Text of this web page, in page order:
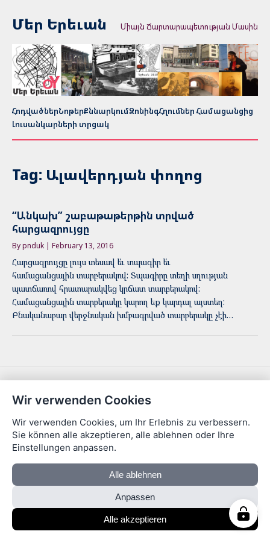
Մեր Երեւան Միայն Ճարտարապետության Մասին
ՀոդվածներՆոթերՔննարկումԶոնինգՀղումներ Համացանցից
Լուսանկարների տրցակ
Tag: Ալավերդյան փողոց
“Անկախ” շաբաթաթերթին տրված
հարցազրույցը
By pnduk | February 13, 2016
Հարցազրույցը լույս տեսավ ե՛ւ տպագիր ե՛ւ
համացանցային տարբերակով: Տպագիրը տեղի սղության
պատճառով հրատարակվեց կրճատ տարբերակով:
Համացանցային տարբերակը կարող եք կարդալ այստեղ:
Բնականաբար վերջնական խմբագրված տարբերակը չէի…
Wir verwenden Cookies
Wir verwenden Cookies, um Ihr Erlebnis zu verbessern.
Sie können alle akzeptieren, alle ablehnen oder Ihre
Einstellungen anpassen.
Alle ablehnen
Anpassen
Alle akzeptieren